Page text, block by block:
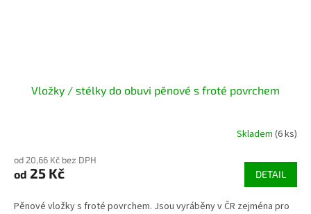
Vložky / stélky do obuvi pěnové s froté povrchem
Skladem (6 ks)
od 20,66 Kč bez DPH
od 25 Kč DETAIL
Pěnové vložky s froté povrchem. Jsou vyráběny v ČR zejména pro